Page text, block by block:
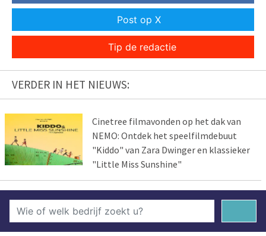
Post op X
Tip de redactie
VERDER IN HET NIEUWS:
Cinetree filmavonden op het dak van
NEMO: Ontdek het speelfilmdebuut
"Kiddo" van Zara Dwinger en klassieker
"Little Miss Sunshine"